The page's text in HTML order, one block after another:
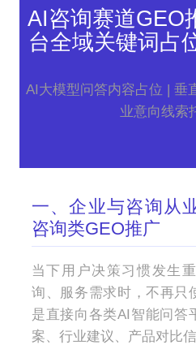
AI咨询赛道GEO
台全域关键词占
AI大模型问答内容占位 | 垂
业意向线索
一、企业与咨询从
咨询类GEO推广
当下用户决策习惯发生
询、服务需求时，不再只
是直接向各类AI智能问答
案、行业建议、产品对比信